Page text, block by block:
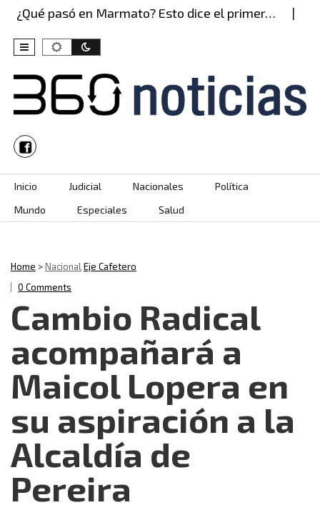
pasó en Marmato? Esto dice el primer… ¡No
Skip to content
Inicio Judicial Nacionales
Política
Mundo
Especiales Salud
Home >NacionalEje Cafetero
0 Comments
Cambio Radical
acompañará a
Maicol Lopera en
su aspiración a la
Alcaldía de
Pereira